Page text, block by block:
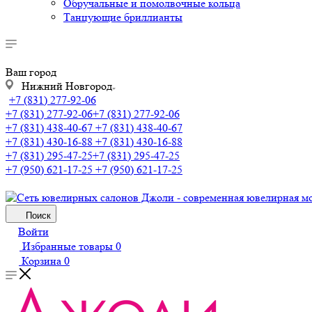
Обручальные и помолвочные кольца
Танцующие бриллианты
Ваш город
Нижний Новгород
+7 (831) 277-92-06
+7 (831) 277-92-06+7 (831) 277-92-06
+7 (831) 438-40-67 +7 (831) 438-40-67
+7 (831) 430-16-88 +7 (831) 430-16-88
+7 (831) 295-47-25+7 (831) 295-47-25
+7 (950) 621-17-25 +7 (950) 621-17-25
Поиск
Войти
Избранные товары 0
Корзина 0